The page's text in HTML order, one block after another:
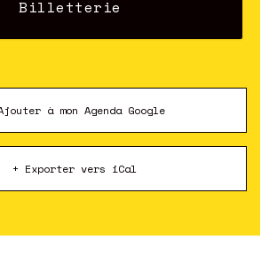
Billetterie
à mon Agenda Google
+ Exporter vers iCal